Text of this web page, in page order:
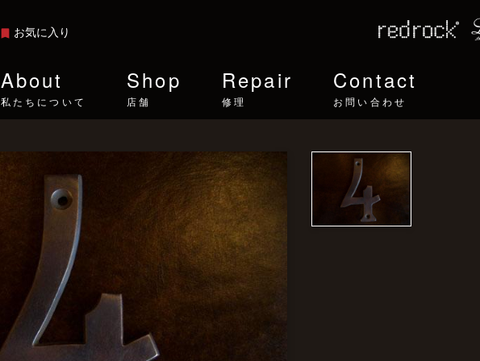
お気に入り
About
私たちについて
Shop
店舗
Repair
修理
Contact
お問い合わせ